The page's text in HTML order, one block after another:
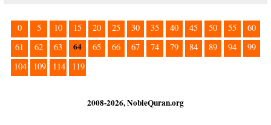
0 5 10 15 20 25 30 35 40 45 50 55
60
61
62 63 64 65 66 67 74 79 84 89 94
99
104
109 114 119
2008-2026, NobleQuran.org